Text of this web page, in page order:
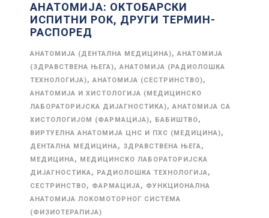
АНАТОМИЈА: ОКТОБАРСКИ
ИСПИТНИ РОК, ДРУГИ ТЕРМИН-
РАСПОРЕД
АНАТОМИЈА (ДЕНТАЛНА МЕДИЦИНА), АНАТОМИЈА
(ЗДРАВСТВЕНА ЊЕГА), АНАТОМИЈА (РАДИОЛОШКА
ТЕХНОЛОГИЈА), АНАТОМИЈА (СЕСТРИНСТВО),
АНАТОМИЈА И ХИСТОЛОГИЈА (МЕДИЦИНСКО
ЛАБОРАТОРИЈСКА ДИЈАГНОСТИКА), АНАТОМИЈА СА
ХИСТОЛОГИЈОМ (ФАРМАЦИЈА), БАБИШТВО,
ВИРТУЕЛНА АНАТОМИЈА ЦНС И ПХС (МЕДИЦИНА),
ДЕНТАЛНА МЕДИЦИНА, ЗДРАВСТВЕНА ЊЕГА,
МЕДИЦИНА, МЕДИЦИНСКО ЛАБОРАТОРИЈСКА
ДИЈАГНОСТИКА, РАДИОЛОШКА ТЕХНОЛОГИЈА,
СЕСТРИНСТВО, ФАРМАЦИЈА, ФУНКЦИОНАЛНА
АНАТОМИЈА ЛОКОМОТОРНОГ СИСТЕМА
(ФИЗИОТЕРАПИЈА)